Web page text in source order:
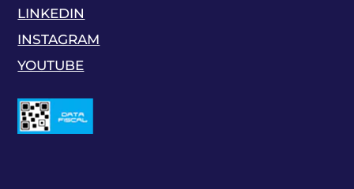
LINKEDIN
INSTAGRAM
YOUTUBE